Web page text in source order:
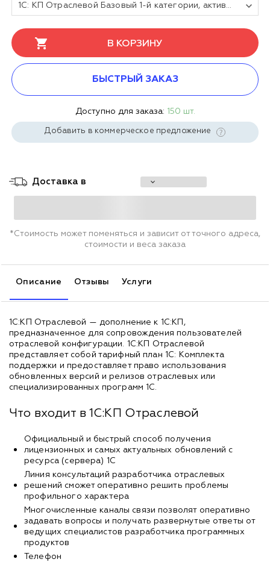
1С: КП Отраслевой Базовый 1-й категории, активация сопровождения на 6 месяцев. Электронная поставка
В КОРЗИНУ
БЫСТРЫЙ ЗАКАЗ
Доступно для заказа: 150 шт.
Добавить в коммерческое предложение
Доставка в
*Стоимость может поменяться и зависит от точного адреса,
стоимости и веса заказа
Описание Отзывы Услуги
1С:КП Отраслевой — дополнение к 1С:КП,
предназначенное для сопровождения пользователей
отраслевой конфигурации. 1С:КП Отраслевой
представляет собой тарифный план 1С: Комплекта
поддержки и предоставляет право использования
обновленных версий и релизов отраслевых или
специализированных программ 1С.
Что входит в 1С:КП Отраслевой
Официальный и быстрый способ получения
лицензионных и самых актуальных обновлений с
ресурса (сервера) 1С
Линия консультаций разработчика отраслевых
решений сможет оперативно решить проблемы
профильного характера
Многочисленные каналы связи позволят оперативно
задавать вопросы и получать развернутые ответы от
ведущих специалистов разработчика программных
продуктов
Телефон